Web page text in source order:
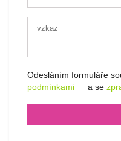
Odesláním formuláře
podmínkami
a se